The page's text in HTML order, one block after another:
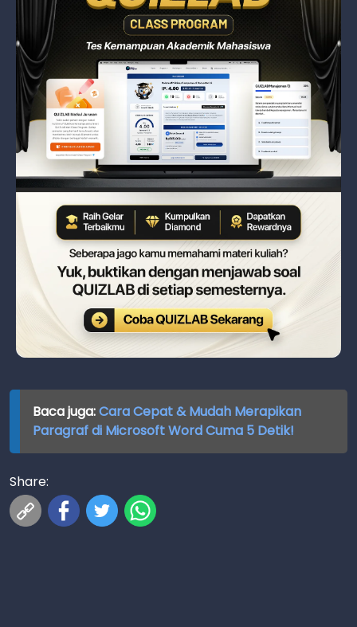
Baca juga:Cara Cepat & Mudah Merapikan
Paragraf di Microsoft Word Cuma 5 Detik!
Share: